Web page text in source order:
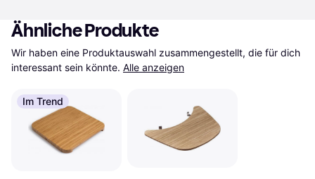
Ähnliche Produkte
Wir haben eine Produktauswahl zusammengestellt, die für dich
interessant sein könnte. Alle anzeigen
Im Trend